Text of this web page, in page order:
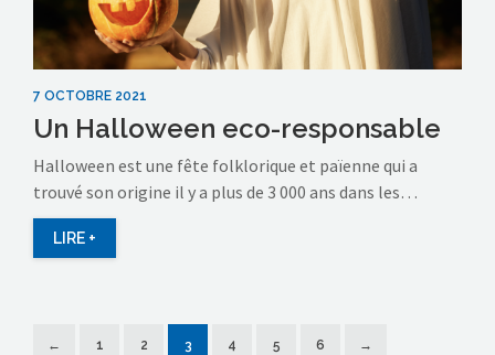
7 OCTOBRE 2021
Un Halloween eco-responsable
Halloween est une fête folklorique et païenne qui a
trouvé son origine il y a plus de 3 000 ans dans les…
LIRE +
← 1 2 3 4 5 6 →